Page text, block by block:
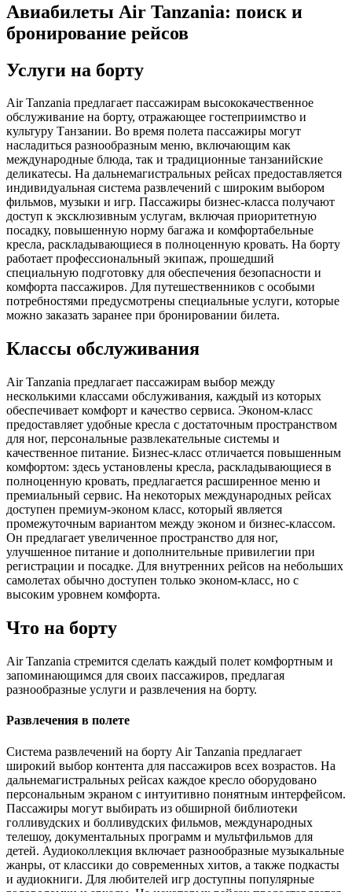
Авиабилеты Air Tanzania: поиск и
бронирование рейсов
Услуги на борту
Air Tanzania предлагает пассажирам высококачественное
обслуживание на борту, отражающее гостеприимство и
культуру Танзании. Во время полета пассажиры могут
насладиться разнообразным меню, включающим как
международные блюда, так и традиционные танзанийские
деликатесы. На дальнемагистральных рейсах предоставляется
индивидуальная система развлечений с широким выбором
фильмов, музыки и игр. Пассажиры бизнес-класса получают
доступ к эксклюзивным услугам, включая приоритетную
посадку, повышенную норму багажа и комфортабельные
кресла, раскладывающиеся в полноценную кровать. На борту
работает профессиональный экипаж, прошедший
специальную подготовку для обеспечения безопасности и
комфорта пассажиров. Для путешественников с особыми
потребностями предусмотрены специальные услуги, которые
можно заказать заранее при бронировании билета.
Классы обслуживания
Air Tanzania предлагает пассажирам выбор между
несколькими классами обслуживания, каждый из которых
обеспечивает комфорт и качество сервиса. Эконом-класс
предоставляет удобные кресла с достаточным пространством
для ног, персональные развлекательные системы и
качественное питание. Бизнес-класс отличается повышенным
комфортом: здесь установлены кресла, раскладывающиеся в
полноценную кровать, предлагается расширенное меню и
премиальный сервис. На некоторых международных рейсах
доступен премиум-эконом класс, который является
промежуточным вариантом между эконом и бизнес-классом.
Он предлагает увеличенное пространство для ног,
улучшенное питание и дополнительные привилегии при
регистрации и посадке. Для внутренних рейсов на небольших
самолетах обычно доступен только эконом-класс, но с
высоким уровнем комфорта.
Что на борту
Air Tanzania стремится сделать каждый полет комфортным и
запоминающимся для своих пассажиров, предлагая
разнообразные услуги и развлечения на борту.
Развлечения в полете
Система развлечений на борту Air Tanzania предлагает
широкий выбор контента для пассажиров всех возрастов. На
дальнемагистральных рейсах каждое кресло оборудовано
персональным экраном с интуитивно понятным интерфейсом.
Пассажиры могут выбирать из обширной библиотеки
голливудских и болливудских фильмов, международных
телешоу, документальных программ и мультфильмов для
детей. Аудиоколлекция включает разнообразные музыкальные
жанры, от классики до современных хитов, а также подкасты
и аудиокниги. Для любителей игр доступны популярные